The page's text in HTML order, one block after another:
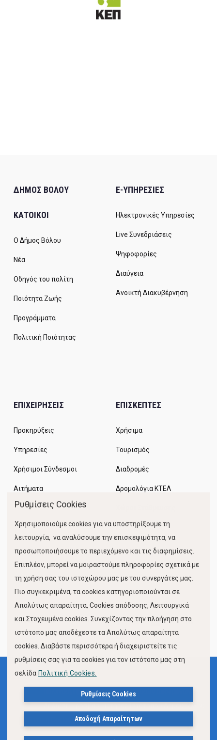
ΔΗΜΟΣ ΒΟΛΟΥ
ΚΑΤΟΙΚΟΙ
Ο Δήμος Βόλου
Νέα
Οδηγός του πολίτη
Ποιότητα Ζωής
Προγράμματα
Πολιτική Ποιότητας
E-ΥΠΗΡΕΣΙΕΣ
Ηλεκτρονικές Υπηρεσίες
Live Συνεδριάσεις
Ψηφοφορίες
Διαύγεια
Ανοικτή Διακυβέρνηση
ΕΠΙΧΕΙΡΗΣΕΙΣ
Προκηρύξεις
Υπηρεσίες
Χρήσιμοι Σύνδεσμοι
Αιτήματα
ΕΠΙΣΚΕΠΤΕΣ
Χρήσιμα
Τουρισμός
Διαδρομές
Δρομολόγια ΚΤΕΛ
Κίνηση Λιμένος
FOLLOW US
Όροι Χρήσης
Πολιτική Προστασίας Προσωπικών Δεδομένων
Πολιτική Cookies
Ρυθμίσεις Cookies
Χρησιμοποιούμε cookies για να υποστηρίξουμε τη
λειτουργία, να αναλύσουμε την επισκεψιμότητα, να
προσωποποιήσουμε το περιεχόμενο και τις διαφημίσεις.
Επιπλέον, μπορεί να μοιραστούμε πληροφορίες σχετικά με
τη χρήση σας του ιστοχώρου μας με του συνεργάτες μας.
Πιο συγκεκριμένα, τα cookies κατηγοριοποιούνται σε
Απολύτως απαραίτητα, Cookies απόδοσης, Λειτουργικά
και Στοχευμένα cookies. Συνεχίζοντας την πλοήγηση στο
ιστότοπο μας αποδέχεστε τα Απολύτως απαραίτητα
cookies. Διαβάστε περισσότερα ή διαχειριστείτε τις
ρυθμίσεις σας για τα cookies για τον ιστότοπο μας στη
σελίδα Πολιτική Cookies.
Ρυθμίσεις Cookies
Αποδοχή Απαραίτητων